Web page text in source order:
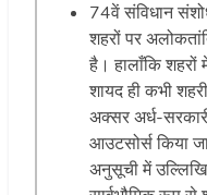
74वें संविधान
शहरों पर
है। हालाँकि शहरों
शायद ही कभी
अक्सर अर्ध-
आउटसोर्स किया
अनुसूची में